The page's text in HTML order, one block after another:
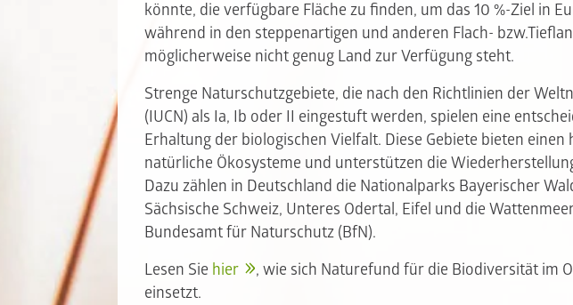
könnte, die verfügbare Fläche zu finden, um das 10 %-Ziel in
während in den steppenartigen und anderen Flach-
möglicherweise nicht genug Land zur Verfügung steht.
Strenge Naturschutzgebiete, die nach den Richtlinien der
(IUCN) als Ia, Ib oder II eingestuft werden, spielen eine
Erhaltung der biologischen Vielfalt. Diese Gebiete bieten
natürliche Ökosysteme und unterstützen die
Dazu zählen in Deutschland die Nationalparks Bayerischer
Sächsische Schweiz, Unteres Odertal, Eifel und die
Bundesamt für Naturschutz (BfN).
Lesen Sie hier
, wie sich Naturefund für die Biodiversität im
einsetzt.